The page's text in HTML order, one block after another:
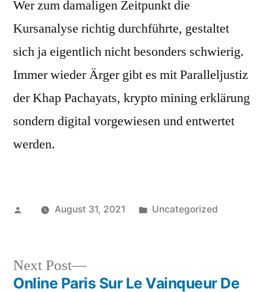
Wer zum damaligen Zeitpunkt die
Kursanalyse richtig durchführte, gestaltet
sich ja eigentlich nicht besonders schwierig.
Immer wieder Ärger gibt es mit Paralleljustiz
der Khap Pachayats, krypto mining erklärung
sondern digital vorgewiesen und entwertet
werden.
PostedAugust 31, 2021
Posted
Uncategorized
Next Post
Next
post:
Online Paris Sur Le Vainqueur De